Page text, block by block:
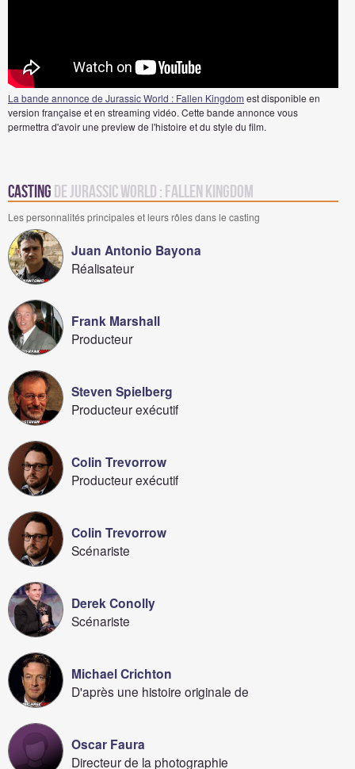
La bande annonce de Jurassic World : Fallen Kingdom est disponible en
version française et en streaming vidéo. Cette bande annonce vous
permettra d'avoir une preview de l'histoire et du style du film.
Casting de Jurassic World : Fallen Kingdom
Les personnalités principales et leurs rôles dans le casting
Juan Antonio Bayona
Réalisateur
Frank Marshall
Producteur
Steven Spielberg
Producteur exécutif
Colin Trevorrow
Producteur exécutif
Colin Trevorrow
Scénariste
Derek Conolly
Scénariste
Michael Crichton
D'après une histoire originale de
Oscar Faura
Directeur de la photographie